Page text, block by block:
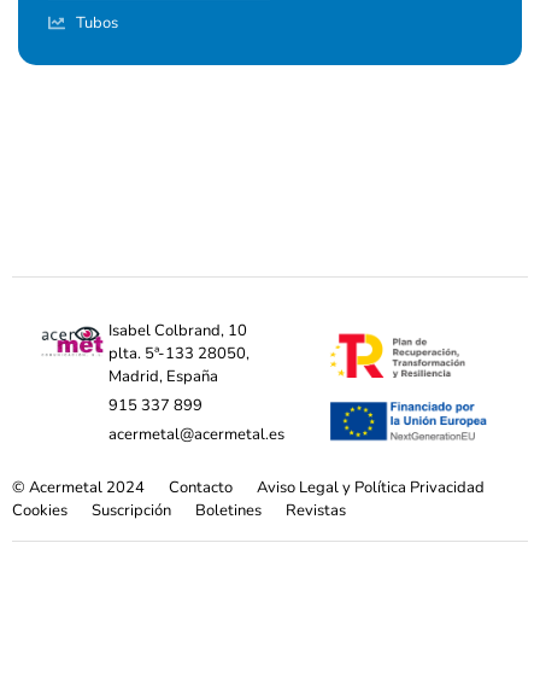
Tubos
Isabel Colbrand, 10
plta. 5ª-133 28050,
Madrid, España
915 337 899
acermetal@acermetal.es
© Acermetal 2024 Contacto
Aviso Legal y Política Privacidad
Cookies
Suscripción Boletines Revistas